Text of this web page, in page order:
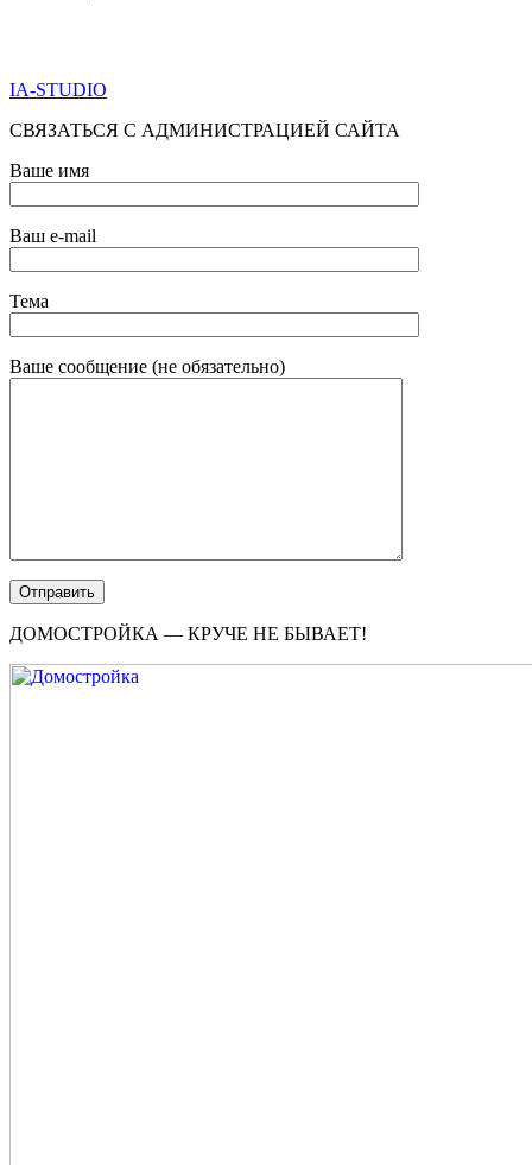
IA-STUDIO
СВЯЗАТЬСЯ С АДМИНИСТРАЦИЕЙ САЙТА
Ваше имя
Ваш e-mail
Тема
Ваше сообщение (не обязательно)
ДОМОСТРОЙКА — КРУЧЕ НЕ БЫВАЕТ!